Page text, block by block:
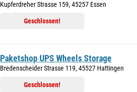
Kupferdreher Strasse 159, 45257 Essen
Geschlossen!
Paketshop UPS Wheels Storage
Bredenscheider Strasse 119, 45527 Hattingen
Geschlossen!